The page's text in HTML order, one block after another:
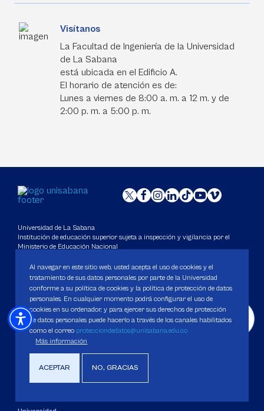
Visítanos
La Facultad de Ingeniería de la Universidad
de La Sabana
está ubicada en el Edificio A.
El horario de atención es de:
Lunes a viernes de 8:00 a. m. a 12 m. y de
2:00 p. m. a 5:00 p. m.
Universidad de La Sabana
Institución de educación superior sujeta a inspección y vigilancia por el
Ministerio de Educación Nacional
Protocolo de atención para casos de acoso, violencia sexual y basada en
género, así como de comportamientos contrarios a los principios
fundamentales de la Universidad
Carácter Académico: Universidad
DATOS DE CONTACTO
Apartado: 53753, Bogotá.
WhatsApp: +57 3205164838
Al navegar en este sitio web, usted acepta el uso de cookies y el
tratamiento de sus datos personales por parte de la Universidad
conforme a su política de cookies y la política de protección de datos
personales. En cualquier momento podrá configurar el uso de
cookies en su ordenador, y para ejercer sus derechos de protección
de datos personales puede hacerlo a través de los canales habilitados
como el correo protecciondedatos@unisabana.edu.co
Más información
ACEPTAR NO, GRACIAS